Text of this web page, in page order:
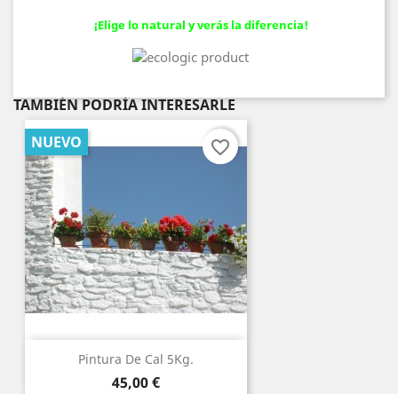
¡Elige lo natural y verás la diferencia!
TAMBIÉN PODRÍA INTERESARLE
Pintura De Cal 5Kg.
Precio
45,00 €
NUEVO favorite_border